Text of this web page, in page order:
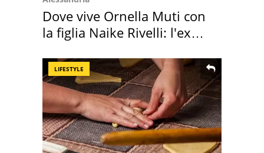
Dove vive Ornella Muti con
la figlia Naike Rivelli: l'ex
LIFESTYLE